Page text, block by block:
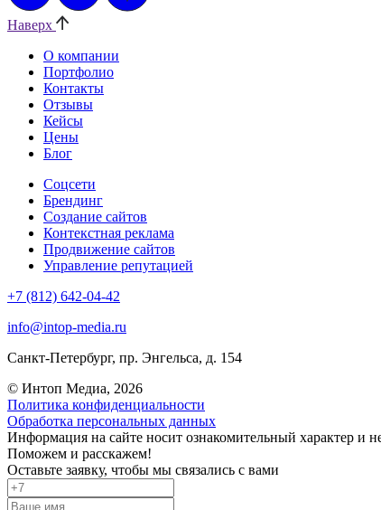
Наверх
О компании
Портфолио
Контакты
Отзывы
Кейсы
Цены
Блог
Соцсети
Брендинг
Создание сайтов
Контекстная реклама
Продвижение сайтов
Управление репутацией
+7 (812) 642-04-42
info@intop-media.ru
Санкт-Петербург, пр. Энгельса, д. 154
© Интоп Медиа, 2026
Политика конфиденциальности
Обработка персональных данных
Информация на сайте носит ознакомительный характер и
Поможем и расскажем!
Оставьте заявку, чтобы мы связались с вами